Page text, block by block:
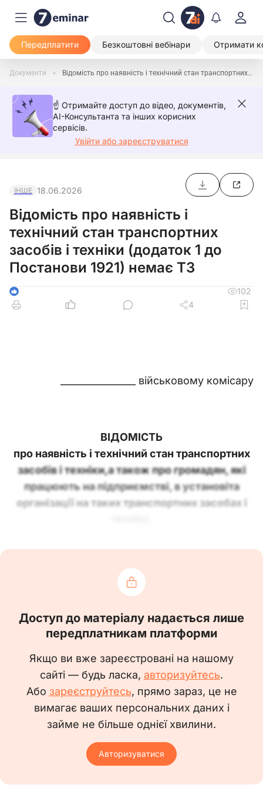
Передплатити Безкоштовні вебінари Отримати
Документи Відомість про наявність і технічний стан транспортних засобів і техніки (додаток 1 до Постанови 1921) немає ТЗ
☝️ Отримайте доступ до відео, документів,
AI-Консультанта та інших корисних
сервісів.
Увійти або зареєструватися
ІНШЕ 18.06.2026
Відомість про наявність і
технічний стан транспортних
засобів і техніки (додаток 1 до
Постанови 1921) немає ТЗ
1
102
4
________________ військовому комісару
ВІДОМІСТЬ
про наявність і технічний стан транспортних
засобів і техніки,а також про громадян, які
працюють на підприємстві, в установіта
організації на таких транспортних засобах і
1. Найменування підприємства, установи,
організації _______________________________
____________________________
2. Форма власності та галузева належність
підприємства, установи, організації _________
____________________________________________________
____________________________
3. Місцезнаходження підприємства,
установи, організації ___________________________
____________________________________________________
____________________________
Доступ до матеріалу надається лише
передплатникам платформи
Якщо ви вже зареєстровані на нашому
сайті — будь ласка, авторизуйтесь.
Або зареєструйтесь, прямо зараз, це не
вимагає ваших персональних даних і
займе не більше однієї хвилини.
Авторизуватися